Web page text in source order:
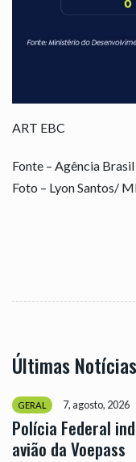
ART EBC
Fonte – Agência Brasil
Foto – Lyon Santos/
Últimas Notícias
GERAL 7, agosto, 2026
Polícia Federal
avião da Voepass